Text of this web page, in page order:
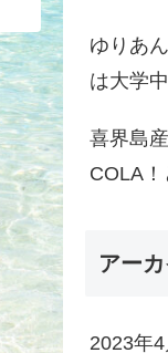
ゆりあ
は大学
喜界島
COLA！
アー
2023年4